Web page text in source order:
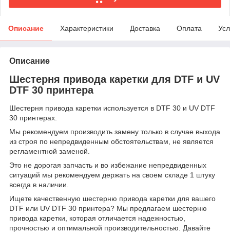
Описание Характеристики Доставка Оплата
Описание
Шестерня привода каретки для DTF и UV
DTF 30 принтера
Шестерня привода каретки используется в DTF 30 и UV DTF
30 принтерах.
Мы рекомендуем производить замену только в случае выхода
из строя по непредвиденным обстоятельствам, не является
регламентной заменой.
Это не дорогая запчасть и во избежание непредвиденных
ситуаций мы рекомендуем держать на своем складе 1 штуку
всегда в наличии.
Ищете качественную шестерню привода каретки для вашего
DTF или UV DTF 30 принтера? Мы предлагаем шестерню
привода каретки, которая отличается надежностью,
прочностью и оптимальной производительностью. Давайте